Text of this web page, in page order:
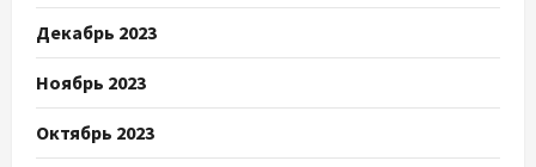
Декабрь 2023
Ноябрь 2023
Октябрь 2023